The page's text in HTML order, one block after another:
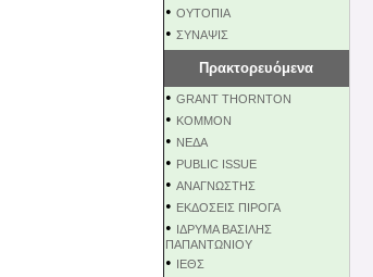
• ΟΥΤΟΠΙΑ
• ΣΥΝΑΨΙΣ
Πρακτορευόμενα
• GRANT THORNTON
• KOMMON
• NEΔΑ
• PUBLIC ISSUE
• ΑΝΑΓΝΩΣΤΗΣ
• ΕΚΔΟΣΕΙΣ ΠΙΡΟΓΑ
• ΙΔΡΥΜΑ ΒΑΣΙΛΗΣ
ΠΑΠΑΝΤΩΝΙΟΥ
• ΙΕΘΣ